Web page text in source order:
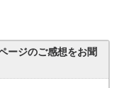
ージのご感想をお聞